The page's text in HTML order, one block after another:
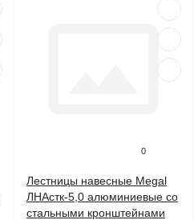
0
Лестницы навесные Megal
ЛНАстк-5,0 алюминиевые со
стальными кронштейнами